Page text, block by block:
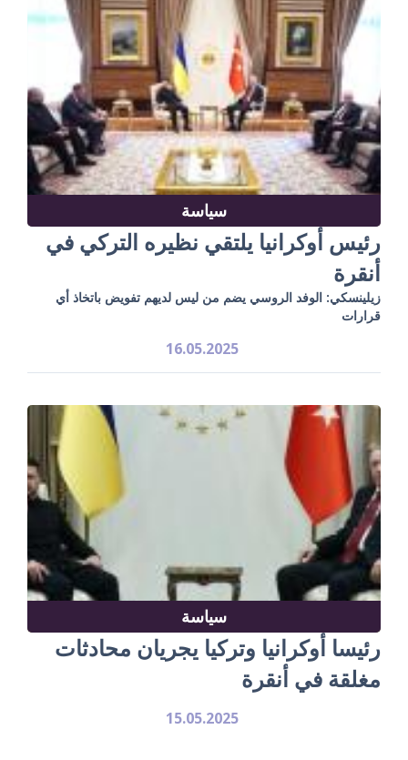
سياسة
رئيس أوكرانيا يلتقي نظيره التركي في
أنقرة
زيلينسكي: الوفد الروسي يضم من ليس لديهم تفويض باتخاذ أي
قرارات
16.05.2025
سياسة
رئيسا أوكرانيا وتركيا يجريان محادثات
مغلقة في أنقرة
15.05.2025